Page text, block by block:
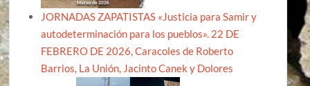
JORNADAS ZAPATISTAS «Justicia para Samir y
autodeterminación para los pueblos». 22 DE
FEBRERO DE 2026, Caracoles de Roberto
Barrios, La Unión, Jacinto Canek y Dolores